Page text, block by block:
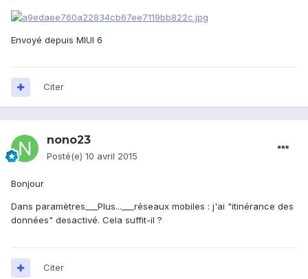
Envoyé depuis MIUI 6
Citer
nono23
Posté(e) 10 avril 2015
Bonjour
Dans paramètres___Plus...___réseaux mobiles : j'ai "itinérance des
données" desactivé. Cela suffit-il ?
Citer